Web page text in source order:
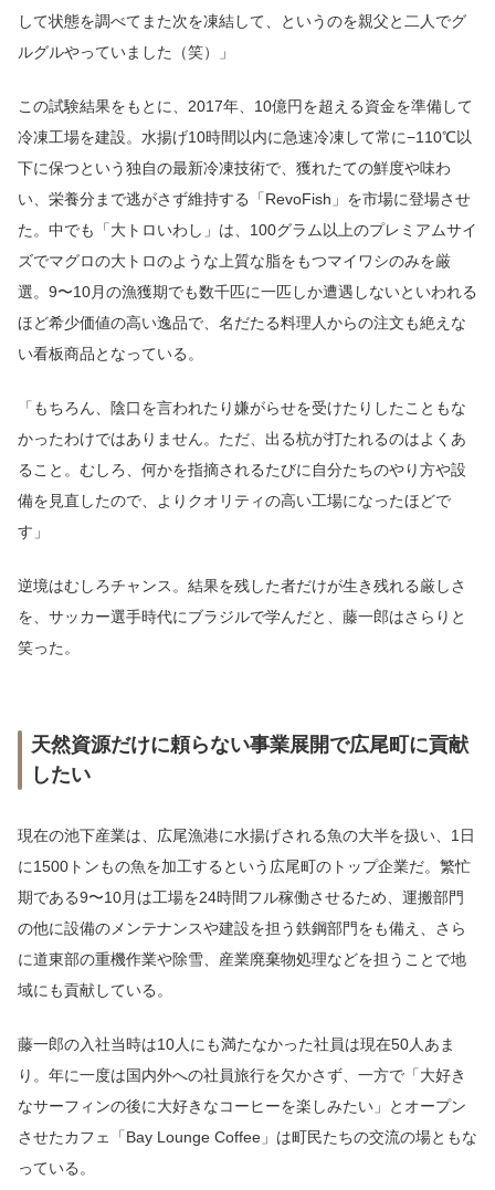
して状態を調べてまた次を凍結して、というのを親父と二人でグ
ルグルやっていました（笑）」
この試験結果をもとに、2017年、10億円を超える資金を準備して
冷凍工場を建設。水揚げ10時間以内に急速冷凍して常に−110℃以
下に保つという独自の最新冷凍技術で、獲れたての鮮度や味わ
い、栄養分まで逃がさず維持する「RevoFish」を市場に登場させ
た。中でも「大トロいわし」は、100グラム以上のプレミアムサイ
ズでマグロの大トロのような上質な脂をもつマイワシのみを厳
選。9〜10月の漁獲期でも数千匹に一匹しか遭遇しないといわれる
ほど希少価値の高い逸品で、名だたる料理人からの注文も絶えな
い看板商品となっている。
「もちろん、陰口を言われたり嫌がらせを受けたりしたこともな
かったわけではありません。ただ、出る杭が打たれるのはよくあ
ること。むしろ、何かを指摘されるたびに自分たちのやり方や設
備を見直したので、よりクオリティの高い工場になったほどで
す」
逆境はむしろチャンス。結果を残した者だけが生き残れる厳しさ
を、サッカー選手時代にブラジルで学んだと、藤一郎はさらりと
笑った。
天然資源だけに頼らない事業展開で広尾町に貢献
したい
現在の池下産業は、広尾漁港に水揚げされる魚の大半を扱い、1日
に1500トンもの魚を加工するという広尾町のトップ企業だ。繁忙
期である9〜10月は工場を24時間フル稼働させるため、運搬部門
の他に設備のメンテナンスや建設を担う鉄鋼部門をも備え、さら
に道東部の重機作業や除雪、産業廃棄物処理などを担うことで地
域にも貢献している。
藤一郎の入社当時は10人にも満たなかった社員は現在50人あま
り。年に一度は国内外への社員旅行を欠かさず、一方で「大好き
なサーフィンの後に大好きなコーヒーを楽しみたい」とオープン
させたカフェ「Bay Lounge Coffee」は町民たちの交流の場ともな
っている。